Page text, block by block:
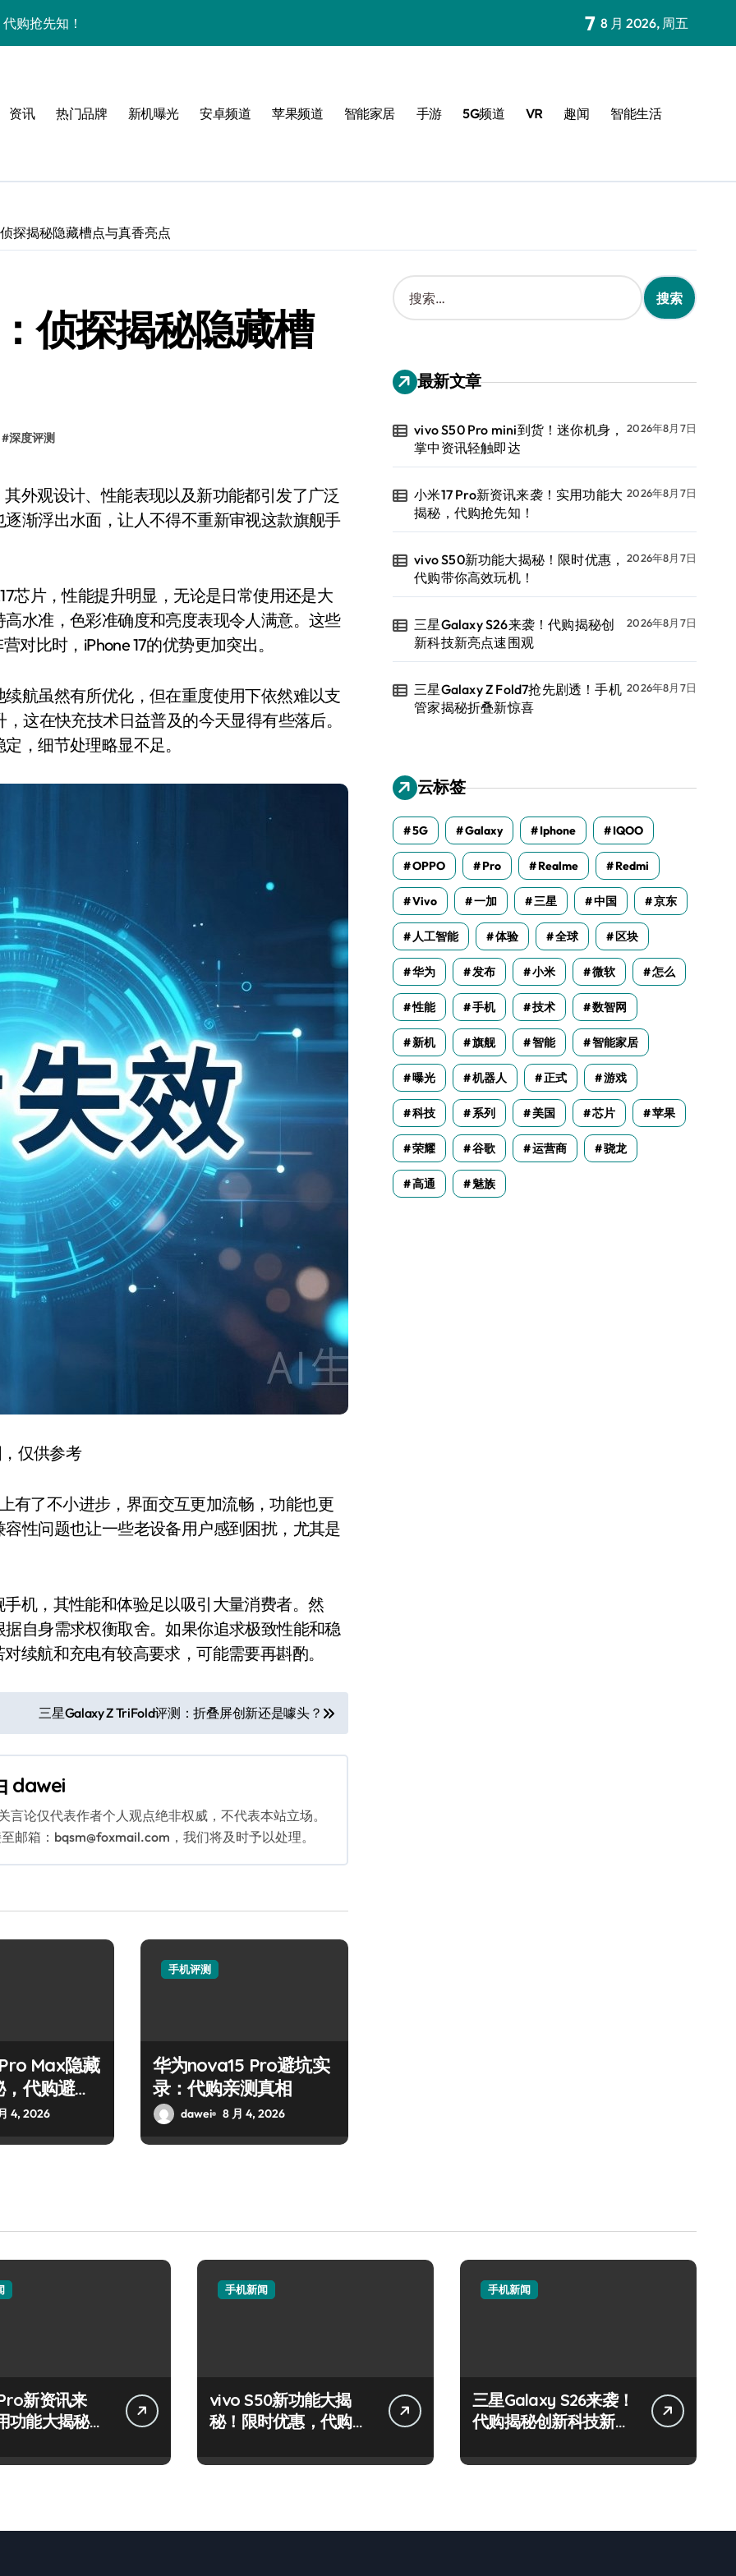
高效玩机！
7 8 月 2026, 周五
资讯 热门品牌 新机曝光 安卓频道 苹果频道 智能家居 手游 5G频道 VR 趣闻 智能生活
探揭秘隐藏槽点与真香亮点
侦探揭秘隐藏槽
#深度评测
渐浮出水面，让人不得不重新审视这款旗舰手
片，性能提升明显，无论是日常使用还是大
水准，色彩准确度和亮度表现令人满意。这些
对比时，iPhone 17的优势更加突出。
虽然有所优化，但在重度使用下依然难以支
这在快充技术日益普及的今天显得有些落后。
，细节处理略显不足。
仅供参考
了不小进步，界面交互更加流畅，功能也更
性问题也让一些老设备用户感到困扰，尤其是
，其性能和体验足以吸引大量消费者。然
自身需求权衡取舍。如果你追求极致性能和稳
续航和充电有较高要求，可能需要再斟酌。
三星Galaxy Z TriFold评测：折叠屏创新还是噱头？
dawei
论仅代表作者个人观点绝非权威，不代表本站立场。
邮箱：bqsm@foxmail.com，我们将及时予以处理。
Max隐藏
代购避坑
4, 2026
手机评测
华为nova15 Pro避坑实
录：代购亲测真相
dawei 8 月 4, 2026
搜
索
：
最新文章
vivo S50 Pro mini到货！迷你机身，
掌中资讯轻触即达
2026年8月7日
小米17 Pro新资讯来袭！实用功能大
揭秘，代购抢先知！
2026年8月7日
vivo S50新功能大揭秘！限时优惠，
代购带你高效玩机！
2026年8月7日
三星Galaxy S26来袭！代购揭秘创
新科技新亮点速围观
2026年8月7日
三星Galaxy Z Fold7抢先剧透！手机
管家揭秘折叠新惊喜
2026年8月7日
云标签
5G Galaxy Iphone IQOO
OPPO Pro Realme Redmi
Vivo 一加 三星 中国 京东
人工智能 体验 全球 区块
华为 发布 小米 微软 怎么
性能 手机 技术 数智网
新机 旗舰 智能 智能家居
曝光 机器人 正式 游戏
科技 系列 美国 芯片 苹果
荣耀 谷歌 运营商 骁龙
高通 魅族
新资讯来
功能大揭秘，
手机新闻
vivo S50新功能大揭
秘！限时优惠，代购带
手机新闻
三星Galaxy S26来袭！
代购揭秘创新科技新亮